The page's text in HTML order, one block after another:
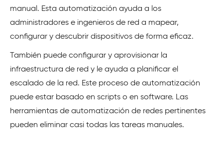
manual. Esta automatización ayuda a los
administradores e ingenieros de red a mapear,
configurar y descubrir dispositivos de forma eficaz.
También puede configurar y aprovisionar la
infraestructura de red y le ayuda a planificar el
escalado de la red. Este proceso de automatización
puede estar basado en scripts o en software. Las
herramientas de automatización de redes pertinentes
pueden eliminar casi todas las tareas manuales.